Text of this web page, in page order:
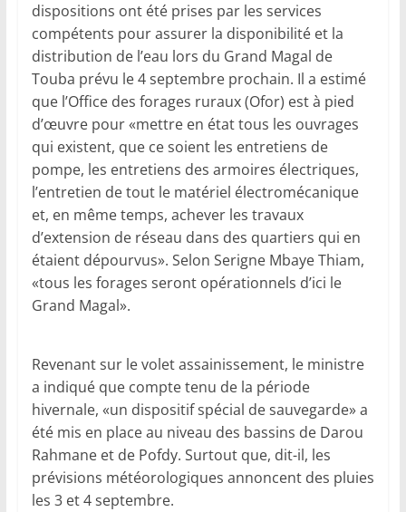
dispositions ont été prises par les services
compétents pour assurer la disponibilité et la
distribution de l’eau lors du Grand Magal de
Touba prévu le 4 septembre prochain. Il a estimé
que l’Office des forages ruraux (Ofor) est à pied
d’œuvre pour «mettre en état tous les ouvrages
qui existent, que ce soient les entretiens de
pompe, les entretiens des armoires électriques,
l’entretien de tout le matériel électromécanique
et, en même temps, achever les travaux
d’extension de réseau dans des quartiers qui en
étaient dépourvus». Selon Serigne Mbaye Thiam,
«tous les forages seront opérationnels d’ici le
Grand Magal».
Revenant sur le volet assainissement, le ministre
a indiqué que compte tenu de la période
hivernale, «un dispositif spécial de sauvegarde» a
été mis en place au niveau des bassins de Darou
Rahmane et de Pofdy. Surtout que, dit-il, les
prévisions météorologiques annoncent des pluies
les 3 et 4 septembre.